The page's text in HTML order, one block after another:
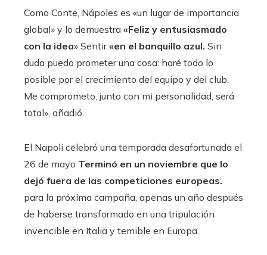
Como Conte, Nápoles es «un lugar de importancia
global» y lo demuestra «Feliz y entusiasmado
con la idea» Sentir«en el banquillo azul. Sin
duda puedo prometer una cosa: haré todo lo
posible por el crecimiento del equipo y del club.
Me comprometo, junto con mi personalidad, será
total», añadió.
El Napoli celebró una temporada desafortunada el
26 de mayo Terminó en un noviembre que lo
dejó fuera de las competiciones europeas.
para la próxima campaña, apenas un año después
de haberse transformado en una tripulación
invencible en Italia y temible en Europa.